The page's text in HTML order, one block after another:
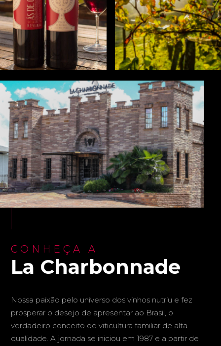
CONHEÇA A
La Charbonnade
Nossa paixão pelo universo dos vinhos nutriu e fez
prosperar o desejo de apresentar ao Brasil, o
verdadeiro conceito de viticultura familiar de alta
qualidade. A jornada se iniciou em 1987 e a partir de